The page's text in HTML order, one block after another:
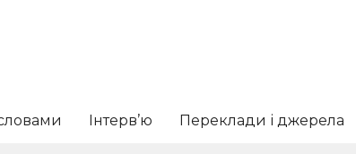
Інтерв’ю Переклади і джерела